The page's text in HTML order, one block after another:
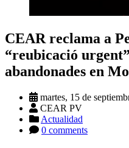
CEAR reclama a
“reubicació
abandonades en
martes, 15 de
CEAR PV
Actualidad
0 comments